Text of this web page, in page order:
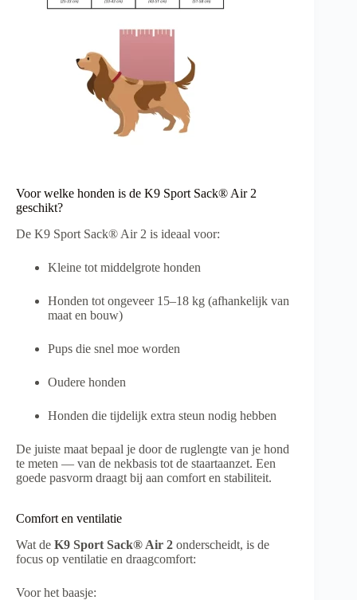
Voor welke honden is de K9 Sport Sack® Air 2
geschikt?
De K9 Sport Sack® Air 2 is ideaal voor:
Kleine tot middelgrote honden
Honden tot ongeveer 15–18 kg (afhankelijk van
maat en bouw)
Pups die snel moe worden
Oudere honden
Honden die tijdelijk extra steun nodig hebben
De juiste maat bepaal je door de ruglengte van je hond
te meten — van de nekbasis tot de staartaanzet. Een
goede pasvorm draagt bij aan comfort en stabiliteit.
Comfort en ventilatie
Wat de K9 Sport Sack® Air 2 onderscheidt, is de
focus op ventilatie en draagcomfort:
Voor het baasje: